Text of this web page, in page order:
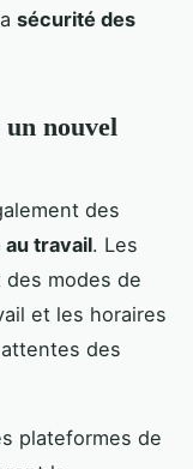
sécurité des
nouvel
des
au travail. Les
modes de
et les horaires
des
plateformes de